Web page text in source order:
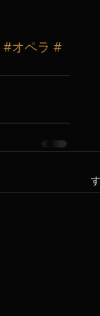
#オペラ #